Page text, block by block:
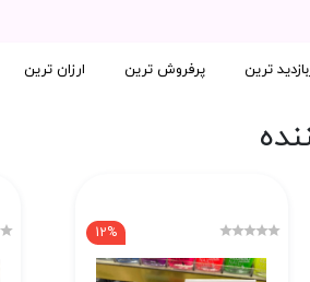
ترین پرفروش ترین ارزان ترین
12%